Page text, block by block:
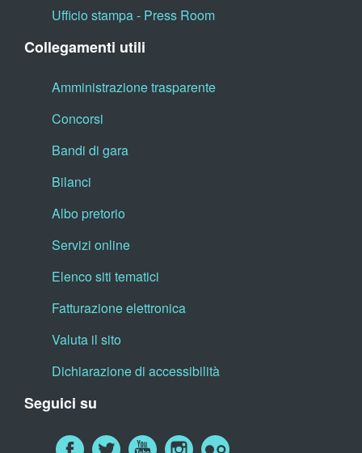
Ufficio stampa - Press Room
Collegamenti utili
Amministrazione trasparente
Concorsi
Bandi di gara
Bilanci
Albo pretorio
Servizi online
Elenco siti tematici
Fatturazione elettronica
Valuta il sito
Dichiarazione di accessibilità
Seguici su